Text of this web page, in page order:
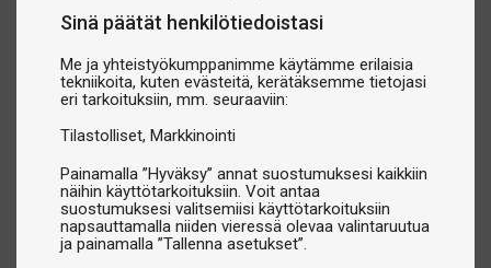
Sinä päätät henkilötiedoistasi
Me ja yhteistyökumppanimme käytämme erilaisia
tekniikoita, kuten evästeitä, kerätäksemme tietojasi
eri tarkoituksiin, mm. seuraaviin:
Tilastolliset Markkinointi
Painamalla ”Hyväksy” annat suostumuksesi kaikkiin
näihin käyttötarkoituksiin. Voit antaa
suostumuksesi valitsemiisi käyttötarkoituksiin
napsauttamalla niiden vieressä olevaa valintaruutua
ja painamalla ”Tallenna asetukset”.